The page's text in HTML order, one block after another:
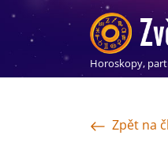
Horoskopy,
Zpět na